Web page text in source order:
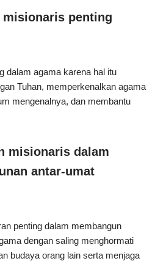
misionaris penting
dalam agama karena hal itu
Tuhan, memperkenalkan agama
mengenalnya, dan membantu
misionaris dalam
antar-umat
penting dalam membangun
dengan saling menghormati
budaya orang lain serta menjaga